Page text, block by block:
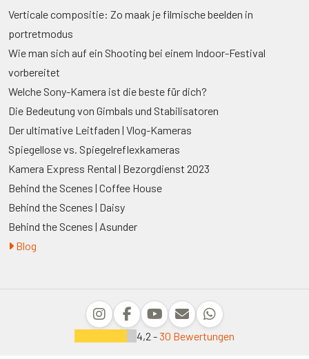
Verticale compositie: Zo maak je filmische beelden in
portretmodus
Wie man sich auf ein Shooting bei einem Indoor-Festival
vorbereitet
Welche Sony-Kamera ist die beste für dich?
Die Bedeutung von Gimbals und Stabilisatoren
Der ultimative Leitfaden | Vlog-Kameras
Spiegellose vs. Spiegelreflexkameras
Kamera Express Rental | Bezorgdienst 2023
Behind the Scenes | Coffee House
Behind the Scenes | Daisy
Behind the Scenes | Asunder
Blog
4,2 -30 Bewertungen